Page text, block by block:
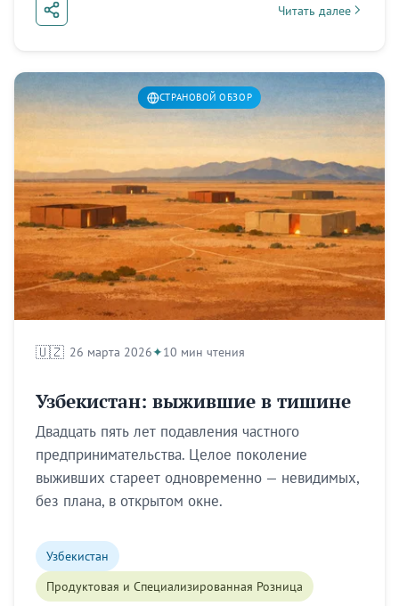
Читать далее
about Перу: бренды
СТРАНОВОЙ ОБЗОР
🇺🇿 26 марта 2026 10 мин чтения
Узбекистан: выжившие в тишине
Двадцать пять лет подавления частного
предпринимательства. Целое поколение
выживших стареет одновременно — невидимых,
без плана, в открытом окне.
Узбекистан
Продуктовая и Специализированная Розница